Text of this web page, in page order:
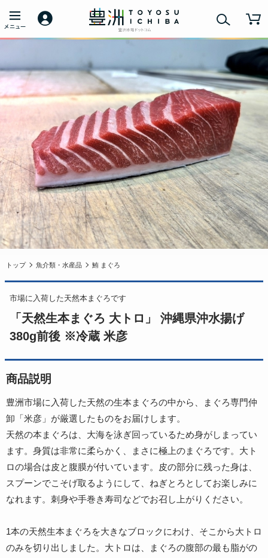
トップ 魚介類・水産品 鮪 まぐろ
市場に入荷した天然本まぐろです
「天然生本まぐろ 大トロ」 沖縄県沖水揚げ
380g前後 ※冷蔵 米彦
商品説明
豊洲市場に入荷した天然の生本まぐろの中から、まぐろ専門仲
卸「米彦」が厳選したものをお届けします。
天然の本まぐろは、大海を泳ぎ回っているため身がしまってい
ます。身質は非常に柔らかく、まさに極上のまぐろです。大ト
ロの場合は皮と腹膜が付いています。皮の部分に残った身は、
スプーンでこそげ取るようにして、ねぎとろとしてお楽しみに
なれます。刺身や手巻き寿司などでお召し上がりください。
1本の天然生本まぐろを大きなブロックにわけ、そこから大トロ
のみを切り出しました。大トロは、まぐろの腹部の最も脂がの